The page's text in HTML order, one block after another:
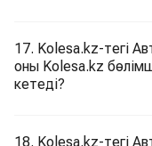
17. Kolesa.kz-тегі
оны Kolesa.kz
кетеді?
18. Kolesa.kz-тегі